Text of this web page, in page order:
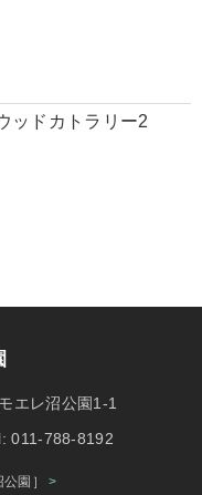
ッドカトラリー2
エレ沼公園1-1
011-788-8192
公園］>